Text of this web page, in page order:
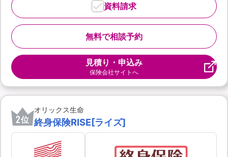
無料で相談予約
資料請求
見積り・申込み
保険会社サイトへ
2位
オリックス生命
終身保険RISE[ライズ]